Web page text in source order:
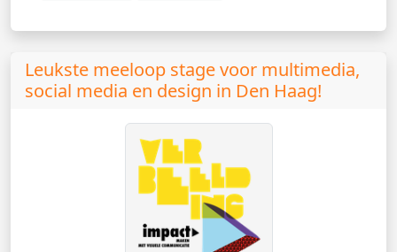
Leukste meeloop stage voor multimedia,
social media en design in Den Haag!